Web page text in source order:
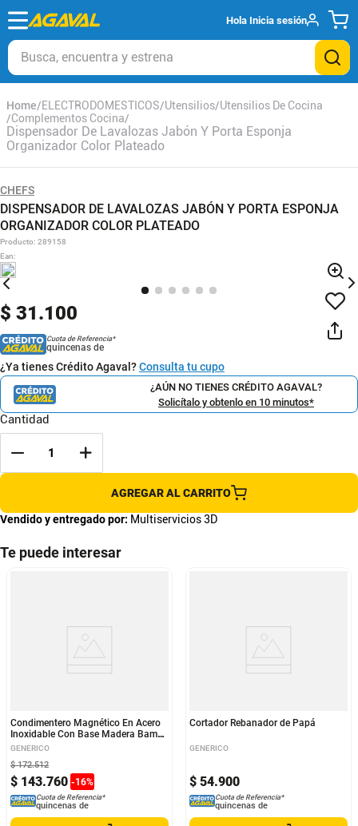
Hola Inicia sesión
Busca, encuentra y estrena
ELECTRODOMESTICOS Utensilios Utensilios De Cocina
Complementos Cocina
Dispensador De Lavalozas Jabón Y Porta Esponja
Organizador Color Plateado
CHEFS
DISPENSADOR DE LAVALOZAS JABÓN Y PORTA ESPONJA
ORGANIZADOR COLOR PLATEADO
Producto: 289158
Ean:
$ 31.100
Cuota de Referencia*
quincenas de
¿Ya tienes Crédito Agaval?Consulta tu cupo
¿AÚN NO TIENES CRÉDITO AGAVAL?
Solicítalo y obtenlo en 10 minutos*
Cantidad
AGREGAR AL CARRITO
Vendido y entregado por: Multiservicios 3D
Te puede interesar
Condimentero Magnético En Acero
Inoxidable Con Base Madera Bambú
X 4 Color Azul
GENERICO
$ 143.760 -16%
$ 172.512
Cuota de Referencia*
quincenas de
Cortador Rebanador de Papá
GENERICO
$ 54.900
Cuota de Referencia*
quincenas de